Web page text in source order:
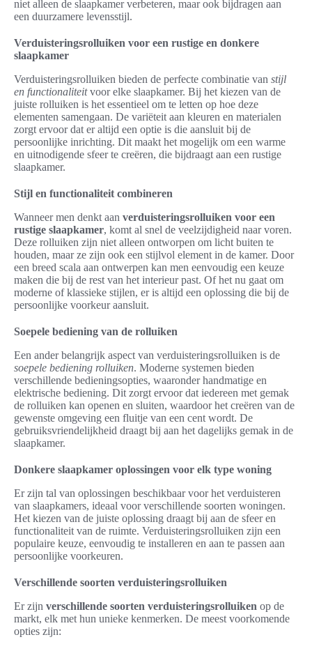
niet alleen de slaapkamer verbeteren, maar ook bijdragen aan
een duurzamere levensstijl.
Verduisteringsrolluiken voor een rustige en donkere
slaapkamer
Verduisteringsrolluiken bieden de perfecte combinatie van stijl
en functionaliteitvoor elke slaapkamer. Bij het kiezen van de
juiste rolluiken is het essentieel om te letten op hoe deze
elementen samengaan. De variëteit aan kleuren en materialen
zorgt ervoor dat er altijd een optie is die aansluit bij de
persoonlijke inrichting. Dit maakt het mogelijk om een warme
en uitnodigende sfeer te creëren, die bijdraagt aan een rustige
slaapkamer.
Stijl en functionaliteit combineren
Wanneer men denkt aan verduisteringsrolluiken voor een
rustige slaapkamer, komt al snel de veelzijdigheid naar voren.
Deze rolluiken zijn niet alleen ontworpen om licht buiten te
houden, maar ze zijn ook een stijlvol element in de kamer. Door
een breed scala aan ontwerpen kan men eenvoudig een keuze
maken die bij de rest van het interieur past. Of het nu gaat om
moderne of klassieke stijlen, er is altijd een oplossing die bij de
persoonlijke voorkeur aansluit.
Soepele bediening van de rolluiken
Een ander belangrijk aspect van verduisteringsrolluiken is de
soepele bediening rolluiken. Moderne systemen bieden
verschillende bedieningsopties, waaronder handmatige en
elektrische bediening. Dit zorgt ervoor dat iedereen met gemak
de rolluiken kan openen en sluiten, waardoor het creëren van de
gewenste omgeving een fluitje van een cent wordt. De
gebruiksvriendelijkheid draagt bij aan het dagelijks gemak in de
slaapkamer.
Donkere slaapkamer oplossingen voor elk type woning
Er zijn tal van oplossingen beschikbaar voor het verduisteren
van slaapkamers, ideaal voor verschillende soorten woningen.
Het kiezen van de juiste oplossing draagt bij aan de sfeer en
functionaliteit van de ruimte. Verduisteringsrolluiken zijn een
populaire keuze, eenvoudig te installeren en aan te passen aan
persoonlijke voorkeuren.
Verschillende soorten verduisteringsrolluiken
Er zijn verschillende soorten verduisteringsrolluiken op de
markt, elk met hun unieke kenmerken. De meest voorkomende
opties zijn: